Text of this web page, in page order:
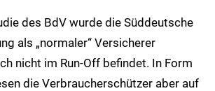
des BdV wurde die Süddeutsche
als „normaler“ Versicherer
nicht im Run-Off befindet. In Form
die Verbraucherschützer aber auf